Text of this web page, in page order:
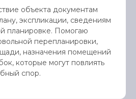
объекта документам
экспликации, сведениям
планировке. Помогаю
перепланировки,
назначения помещений
которые могут повлиять
спор.